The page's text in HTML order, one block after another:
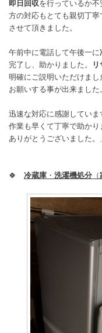
即日回収を行っているか
方の対応もとても親切丁寧
させて頂きました。
午前中に電話して午後一に
完了し、助かりました。
明確にご説明いただけま
お願いする事が出来ました
迅速な対応に感謝してい
作業も早くて丁寧で助かり
ありがとうございました。
🍀 冷蔵庫 ・ 洗濯機処分 （